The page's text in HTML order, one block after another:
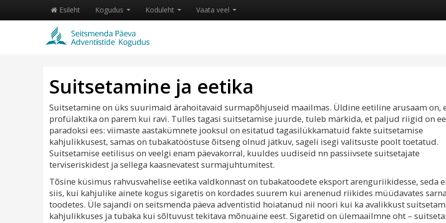
Esileht Kogudus Koduleht Vaata veel
Suitsetamine ja eetika
Suitsetamine on üks suurimaid ärahoitavaid surmapõhjuseid maailmas. Üldine eetiline arusaam on,
profülaktika on parem kui ravi. Tulles tagasi suitsetamise juurde, tuleb märkida, et paljud riigid on
paradoksi ees: viimaste aastakümnete jooksul on esitatud tagasilükkamatuid fakte suitsetamise
kahjulikkusest, samas on tubakatööstuse õitseng olnud jätkuv, sageli isegi valitsuste poolt toetatud.
Suitsetamise eetilisus on veelgi enam päevakorral, kuuldes uudiseid nn passiivsete suitsetajate
terviseriskidest ja sellega kaasnevatest surmajuhtumitest.
Tõsine küsimus rahvusvahelise eetika valdkonnast on tubakatoodete eksport arenguriikidesse, seda
siis, kui kahjulike ainete kogus sigaretis on kordades suurem kui arenenud riikides müüdavates
toodetes. Üle sajandi on seitsmenda päeva adventistid hoiatanud nii noori kui ka avalikkust
kahjulikkuses ja tubaka kui sõltuvust tekitava mõnuaine eest. Sigaretid on ülemaailmne oht –